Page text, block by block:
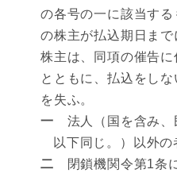
の各号の一に該当す
の株主が払込期日ま
株主は、同項の催告
とともに、払込をし
を失ふ。
一 法人（国を含み、
以下同じ。）以外
二 閉鎖機関令第1条